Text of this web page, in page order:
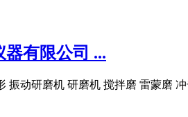
有限公司 ...
动研磨机 研磨机 搅拌磨 雷蒙磨